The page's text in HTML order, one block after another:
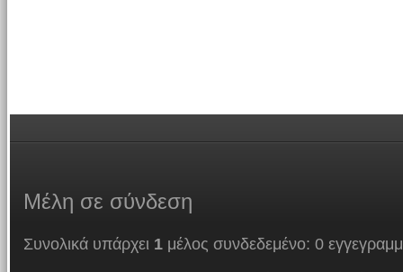
Μέλη σε σύνδεση
Συνολικά υπάρχει 1μέλος συνδεδεμένο: 0